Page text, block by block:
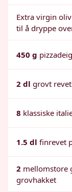
Extra virgin
til å dryppe
450 g pizzadeig
2 dl grovt
8 klassiske
1.5 dl finrevet
2 mellomstore
grovhakket